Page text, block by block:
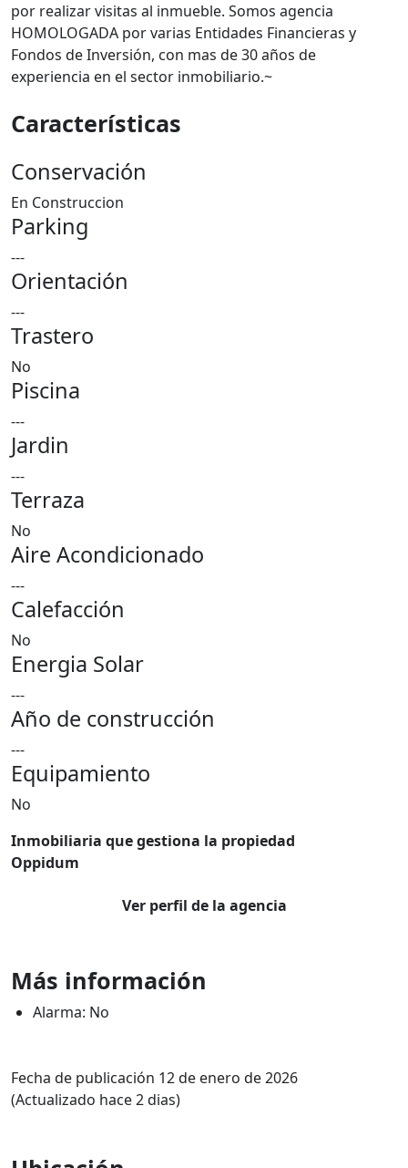
por realizar visitas al inmueble. Somos agencia
HOMOLOGADA por varias Entidades Financieras y
Fondos de Inversión, con mas de 30 años de
experiencia en el sector inmobiliario.~
Características
Conservación
En Construccion
Parking
---
Orientación
---
Trastero
No
Piscina
---
Jardin
---
Terraza
No
Aire Acondicionado
---
Calefacción
No
Energia Solar
---
Año de construcción
---
Equipamiento
No
Inmobiliaria que gestiona la propiedad
Oppidum
Ver perfil de la agencia
Más información
Alarma: No
Fecha de publicación 12 de enero de 2026
(Actualizado hace 2 dias)